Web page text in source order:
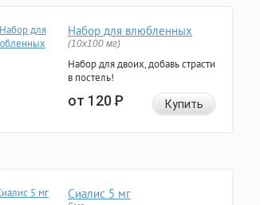
Набор для влюбленных
(10х100 мг)
Набор для двоих, добавь страсти
в постель!
от 120Р Купить
Сиалис 5 мг